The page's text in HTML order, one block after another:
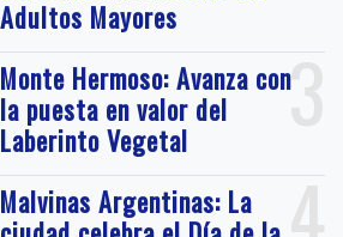
Adultos Mayores
3
Monte Hermoso: Avanza con
la puesta en valor del
Laberinto Vegetal
4
Malvinas Argentinas: La